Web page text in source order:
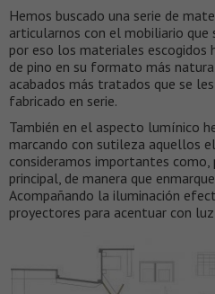
Hemos buscado una serie de
articularnos con el mobiliario que
por eso los materiales escogidos
de pino en su formato más
acabados más tratados que se
fabricado en serie.
También en el aspecto lumínico
marcando con sutileza aquellos
consideramos importantes
principal, de manera que
Acompañando la iluminación
proyectores para acentuar con